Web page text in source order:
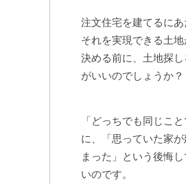
注文住宅を建てるに
それを実現できる土
決める前に、土地探
がいいのでしょうか？
「どっちでも同じこ
に、「思っていた家
まった」という後悔
いのです。